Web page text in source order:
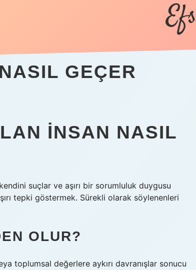
GEÇER
INSAN NASIL
suçlar ve aşırı bir sorumluluk duygusu
tepki göstermek. Sürekli olarak söylenenleri
OLUR?
toplumsal değerlere aykırı davranışlar sonucu